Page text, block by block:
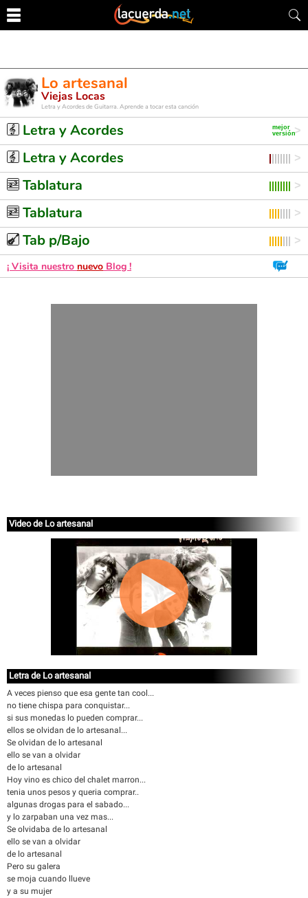
Lo artesanal
Viejas Locas
Letra y Acordes de Guitarra. Aprende a tocar esta canción
Letra y Acordes
Letra y Acordes
Tablatura
Tablatura
Tab p/Bajo
¡ Visita nuestro nuevo Blog !
Video de Lo artesanal
Letra de Lo artesanal
A veces pienso que esa gente tan cool...
no tiene chispa para conquistar...
si sus monedas lo pueden comprar...
ellos se olvidan de lo artesanal...
Se olvidan de lo artesanal
ello se van a olvidar
de lo artesanal
Hoy vino es chico del chalet marron...
tenia unos pesos y queria comprar..
algunas drogas para el sabado...
y lo zarpaban una vez mas...
Se olvidaba de lo artesanal
ello se van a olvidar
de lo artesanal
Pero su galera
se moja cuando llueve
y a su mujer